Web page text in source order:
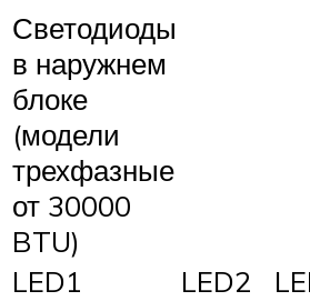
Светодиоды
в наружнем
блоке
(модели
трехфазные
от 30000
BTU)
LED1
LED2